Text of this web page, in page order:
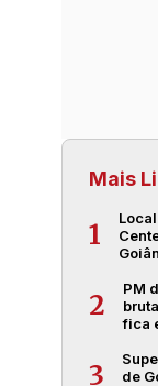
Mais
1
2
PM
fica
3
de